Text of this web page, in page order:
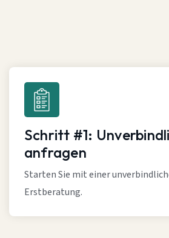
Schritt #1:
anfragen
Starten Sie mit einer
Erstberatung.